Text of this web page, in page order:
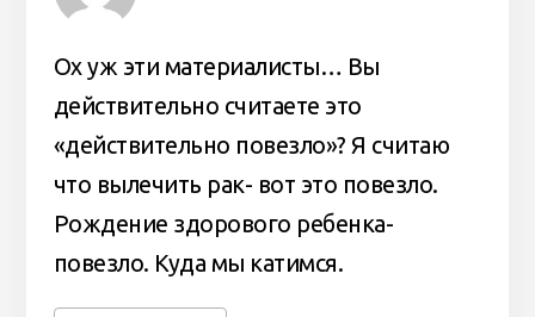
Ох уж эти материалисты… Вы
действительно считаете это
«действительно повезло»? Я считаю
что вылечить рак- вот это повезло.
Рождение здорового ребенка-
повезло. Куда мы катимся.